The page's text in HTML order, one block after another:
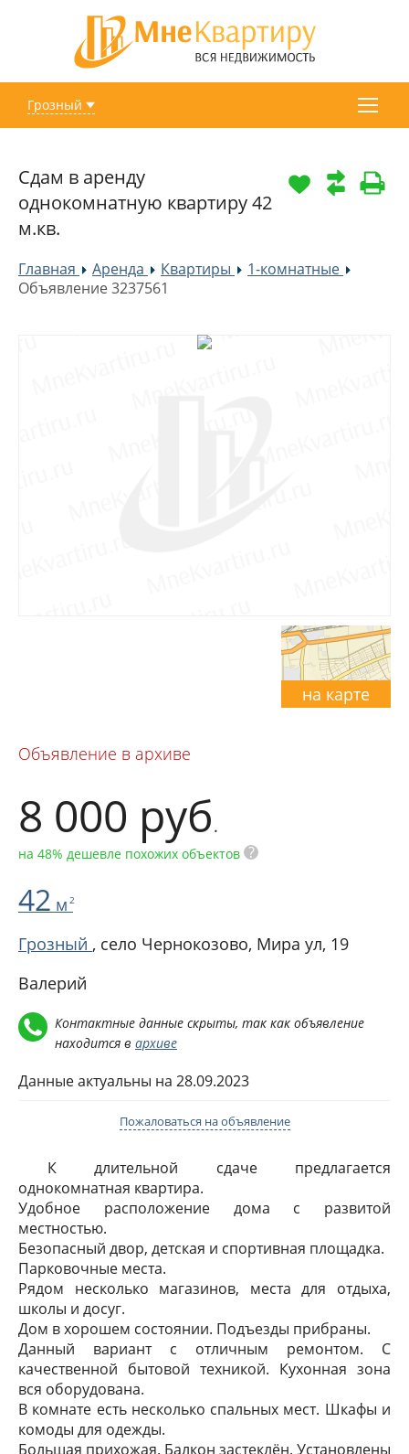
Грозный
Сдам в аренду
однокомнатную квартиру 42
м.кв.
Главная »
Аренда »Квартиры »1-комнатные
Объявление 3237561
на карте
Объявление в архиве
8 000 руб.
на 48% дешевле похожих объектов ?
42 м 2
Грозный , село Чернокозово, Мира ул, 19
Валерий
Контактные данные скрыты, так как объявление
находится в архиве
Данные актуальны на 28.09.2023
Пожаловаться на объявление
К длительной сдаче предлагается
однокомнатная квартира.
Удобное расположение дома с развитой
местностью.
Безопасный двор, детская и спортивная площадка.
Парковочные места.
Рядом несколько магазинов, места для отдыха,
школы и досуг.
Дом в хорошем состоянии. Подъезды прибраны.
Данный вариант с отличным ремонтом. С
качественной бытовой техникой. Кухонная зона
вся оборудована.
В комнате есть несколько спальных мест. Шкафы и
комоды для одежды.
Большая прихожая. Балкон застеклён. Установлены